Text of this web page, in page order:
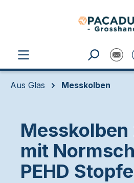
Aus Glas Messkolben
mit
PEHD